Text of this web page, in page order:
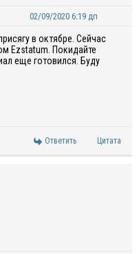
02/09/2020 6:19 дп
в октябре. Сейчас
Ezstatum . Покидайте
еще готовился. Буду
Ответить Цитата